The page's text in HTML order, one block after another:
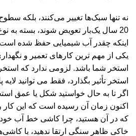
20 سال یک‌بار تعویض شوند، بسته به
اینکه چقدر آب شیمیایی حفظ شده
یکی از مهم ترین کارهای تعمیر و
استخر شما باشد. لزومی ندارد که
استخر تأثیر بگذارد، فقط می توانید لایه
اگر تا به حال خواستید شکل یا عمق
اکنون زمان آن رسیده است که این کار
که در آن هستید، چرا کاشی خط آب
خاکی ظاهر سنگی ارتقا ندهید، با